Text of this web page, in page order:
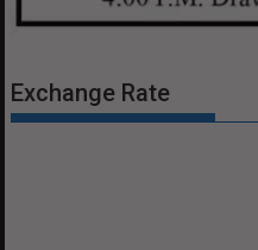
Exchange Rate